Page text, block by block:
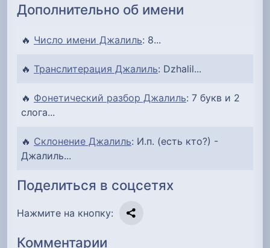
Дополнительно об имени
🔥 Число имени Джалиль: 8...
🔥 Транслитерация Джалиль: Dzhalil...
🔥 Фонетический разбор Джалиль: 7 букв и 2
слога...
🔥 Склонение Джалиль: И.п. (есть кто?) -
Джалиль...
Поделиться в соцсетях
Нажмите на кнопку:
Комментарии